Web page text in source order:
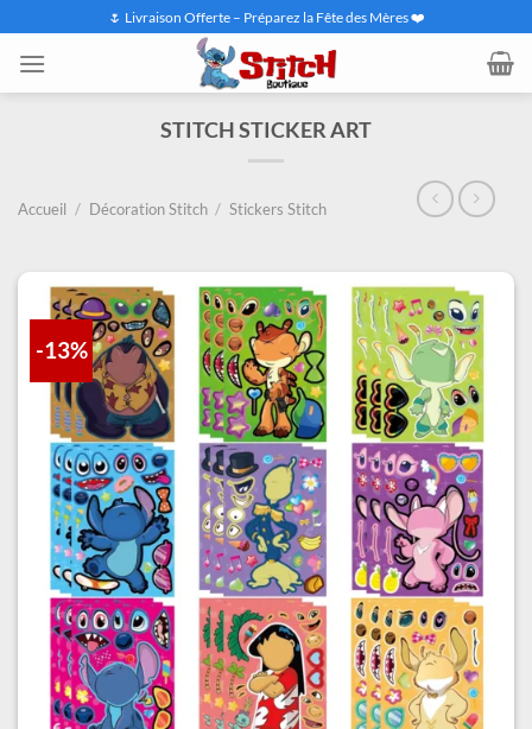
contenu
🌷 Livraison Offerte – Préparez la Fête des Mères ❤️
STITCH STICKER ART
Accueil / Décoration Stitch / Stickers Stitch
-13%